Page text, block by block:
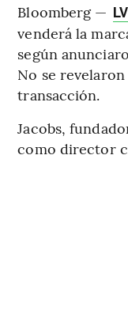
Bloomberg —
venderá la
según
No se
transacción.
Jacobs,
como director